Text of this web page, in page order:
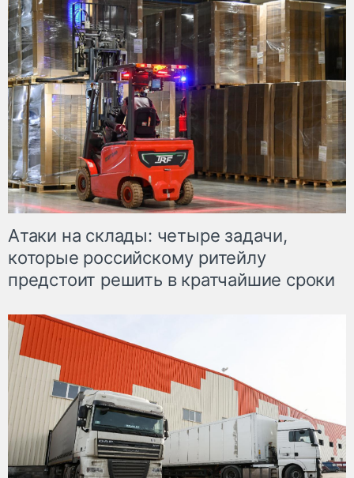
Атаки на склады: четыре задачи,
которые российскому ритейлу
предстоит решить в кратчайшие сроки